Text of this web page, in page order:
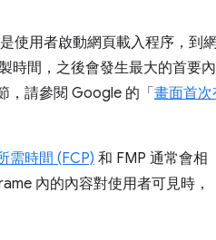
使用者啟動網頁載入程序，到網
時間，之後會發生最大的首要內
，請參閱 Google 的「 畫面首次
需時間 (FCP) 和 FMP 通常會相
內的內容對使用者可見時，